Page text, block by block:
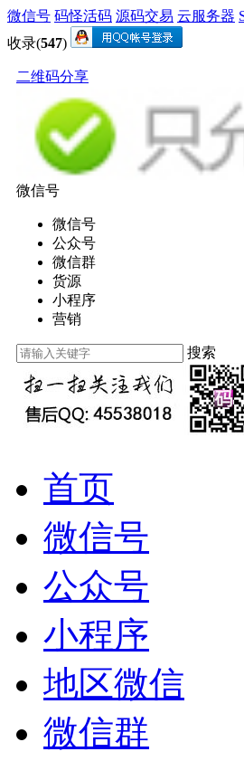
微信号 码怪活码 源码交易 云服务器
收录(547)
二维码分享
微信号
微信号
公众号
微信群
货源
小程序
营销
搜索
首页
微信号
公众号
小程序
地区微信
微信群